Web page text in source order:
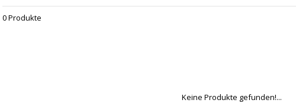
0 Produkte
Keine Produkte gefunden!...